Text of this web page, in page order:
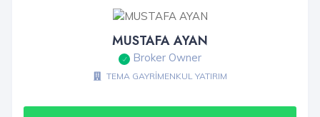
MUSTAFA AYAN
Broker Owner
TEMA GAYRİMENKUL YATIRIM